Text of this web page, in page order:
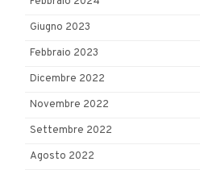
Giugno 2023
Febbraio 2023
Dicembre 2022
Novembre 2022
Settembre 2022
Agosto 2022